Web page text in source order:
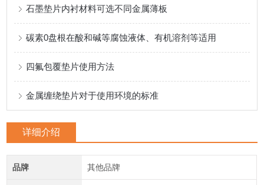
石墨垫片内衬材料可选不同金属薄板
碳素0盘根在酸和碱等腐蚀液体、有机溶剂等适用
四氟包覆垫片使用方法
金属缠绕垫片对于使用环境的标准
详细介绍
品牌 其他品牌